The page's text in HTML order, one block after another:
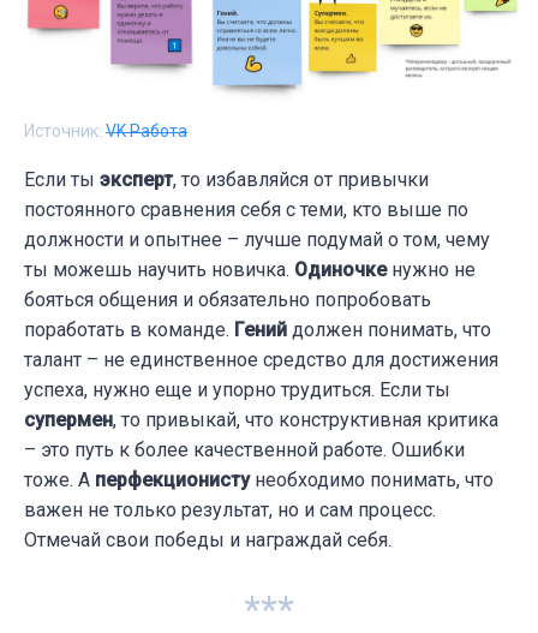
Источник: VK Работа
Если ты эксперт, то избавляйся от привычки
постоянного сравнения себя с теми, кто выше по
должности и опытнее – лучше подумай о том, чему
ты можешь научить новичка. Одиночкенужно не
бояться общения и обязательно попробовать
поработать в команде. Гений должен понимать, что
талант – не единственное средство для достижения
успеха, нужно еще и упорно трудиться. Если ты
супермен, то привыкай, что конструктивная критика
– это путь к более качественной работе. Ошибки
тоже. А перфекционистунеобходимо понимать, что
важен не только результат, но и сам процесс.
Отмечай свои победы и награждай себя.
***